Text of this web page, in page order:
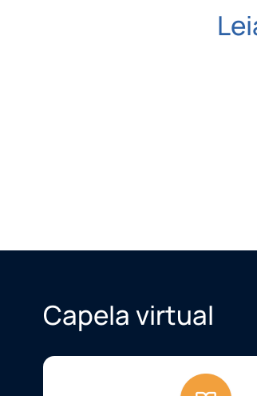
Capela virtual